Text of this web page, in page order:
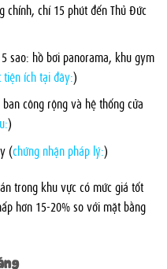
chỉ 15 phút đến Thủ Đức
sao: hồ bơi panorama, khu gym
ích tại đây:)
công rộng và hệ thống cửa
)
(chứng nhận pháp lý:)
trong khu vực có mức giá tốt
hơn 15-20% so với mặt bằng